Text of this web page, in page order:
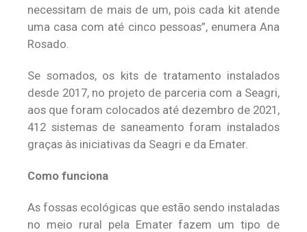
necessitam de mais de um, pois cada kit atende
uma casa com até cinco pessoas”, enumera Ana
Rosado.
Se somados, os kits de tratamento instalados
desde 2017, no projeto de parceria com a Seagri,
aos que foram colocados até dezembro de 2021,
412 sistemas de saneamento foram instalados
graças às iniciativas da Seagri e da Emater.
Como funciona
As fossas ecológicas que estão sendo instaladas
no meio rural pela Emater fazem um tipo de